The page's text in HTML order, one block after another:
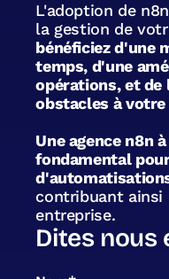
L'adoption de
la gestion de
bénéficiez d'une
temps, d'une
opérations, et de
obstacles à
Une agence n8n
fondamental
contribuant ainsi
entreprise.
Dites nous